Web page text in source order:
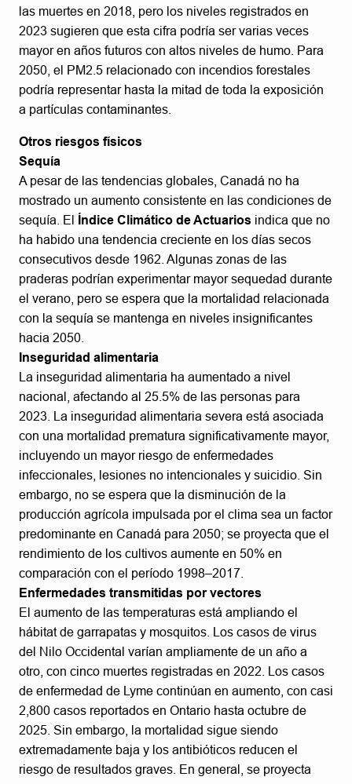
las muertes en 2018, pero los niveles registrados en
2023 sugieren que esta cifra podría ser varias veces
mayor en años futuros con altos niveles de humo. Para
2050, el PM2.5 relacionado con incendios forestales
podría representar hasta la mitad de toda la exposición
a partículas contaminantes.
Otros riesgos físicos
Sequía
A pesar de las tendencias globales, Canadá no ha
mostrado un aumento consistente en las condiciones de
sequía. El
Índice Climático de Actuarios indica que no
ha habido una tendencia creciente en los días secos
consecutivos desde 1962. Algunas zonas de las
praderas podrían experimentar mayor sequedad durante
el verano, pero se espera que la mortalidad relacionada
con la sequía se mantenga en niveles insignificantes
hacia 2050.
Inseguridad alimentaria
La inseguridad alimentaria ha aumentado a nivel
nacional, afectando al 25.5% de las personas para
2023. La inseguridad alimentaria severa está asociada
con una mortalidad prematura significativamente mayor,
incluyendo un mayor riesgo de enfermedades
infeccionales, lesiones no intencionales y suicidio. Sin
embargo, no se espera que la disminución de la
producción agrícola impulsada por el clima sea un factor
predominante en Canadá para 2050; se proyecta que el
rendimiento de los cultivos aumente en 50% en
comparación con el período 1998–2017.
Enfermedades transmitidas por vectores
El aumento de las temperaturas está ampliando el
hábitat de garrapatas y mosquitos. Los casos de virus
del Nilo Occidental varían ampliamente de un año a
otro, con cinco muertes registradas en 2022. Los casos
de enfermedad de Lyme continúan en aumento, con casi
2,800 casos reportados en Ontario hasta octubre de
2025. Sin embargo, la mortalidad sigue siendo
extremadamente baja y los antibióticos reducen el
riesgo de resultados graves. En general, se proyecta